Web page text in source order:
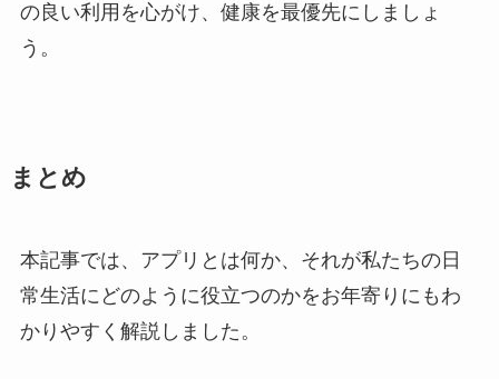
の良い利用を心がけ、健康を最優先にしましょ
う。
まとめ
本記事では、アプリとは何か、それが私たちの日
常生活にどのように役立つのかをお年寄りにもわ
かりやすく解説しました。